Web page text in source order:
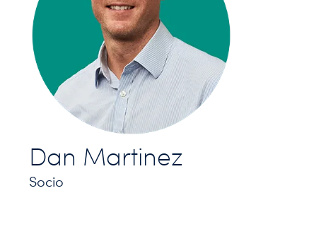
Dan Martinez
Socio